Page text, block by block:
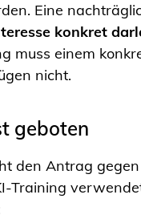
Eine
konkret
muss einem
nicht.
geboten
den Antrag
Training